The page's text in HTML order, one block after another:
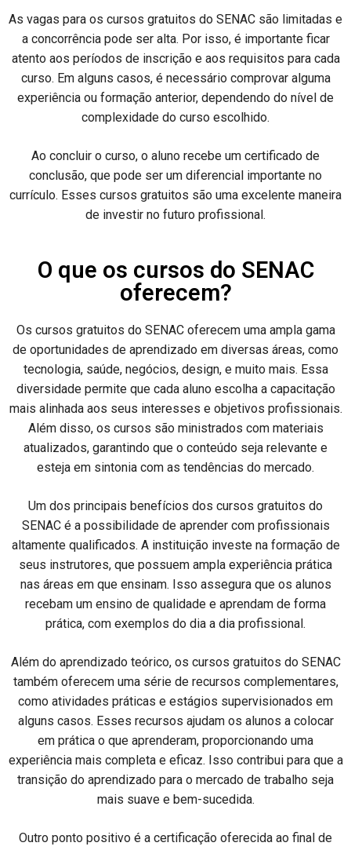
As vagas para os cursos gratuitos do SENAC são limitadas e
a concorrência pode ser alta. Por isso, é importante ficar
atento aos períodos de inscrição e aos requisitos para cada
curso. Em alguns casos, é necessário comprovar alguma
experiência ou formação anterior, dependendo do nível de
complexidade do curso escolhido.
Ao concluir o curso, o aluno recebe um certificado de
conclusão, que pode ser um diferencial importante no
currículo. Esses cursos gratuitos são uma excelente maneira
de investir no futuro profissional.
O que os cursos do SENAC
oferecem?
Os cursos gratuitos do SENAC oferecem uma ampla gama
de oportunidades de aprendizado em diversas áreas, como
tecnologia, saúde, negócios, design, e muito mais. Essa
diversidade permite que cada aluno escolha a capacitação
mais alinhada aos seus interesses e objetivos profissionais.
Além disso, os cursos são ministrados com materiais
atualizados, garantindo que o conteúdo seja relevante e
esteja em sintonia com as tendências do mercado.
Um dos principais benefícios dos cursos gratuitos do
SENAC é a possibilidade de aprender com profissionais
altamente qualificados. A instituição investe na formação de
seus instrutores, que possuem ampla experiência prática
nas áreas em que ensinam. Isso assegura que os alunos
recebam um ensino de qualidade e aprendam de forma
prática, com exemplos do dia a dia profissional.
Além do aprendizado teórico, os cursos gratuitos do SENAC
também oferecem uma série de recursos complementares,
como atividades práticas e estágios supervisionados em
alguns casos. Esses recursos ajudam os alunos a colocar
em prática o que aprenderam, proporcionando uma
experiência mais completa e eficaz. Isso contribui para que a
transição do aprendizado para o mercado de trabalho seja
mais suave e bem-sucedida.
Outro ponto positivo é a certificação oferecida ao final de